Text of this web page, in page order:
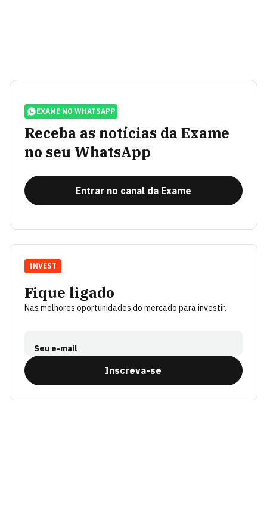
EXAME NO WHATSAPP
Receba as notícias da Exame
no seu WhatsApp
Entrar no canal da Exame
Fique ligado
Nas melhores oportunidades do mercado para investir.
Seu e-mail
Inscreva-se
INVEST